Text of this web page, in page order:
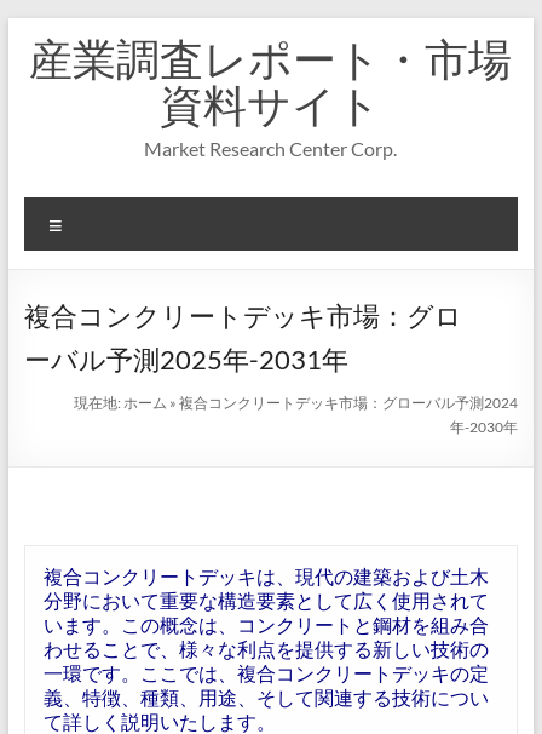
キ
プ
産業調査レポート・市場
資料サイト
Market Research Center Corp.
ニ
ー
複合コンクリートデッキ市場：グロ
ーバル予測2025年-2031年
現在地:ホーム »複合コンクリートデッキ市場：グローバル予測2024
年-2030年
複合コンクリートデッキは、現代の建築および土木
分野において重要な構造要素として広く使用されて
います。この概念は、コンクリートと鋼材を組み合
わせることで、様々な利点を提供する新しい技術の
一環です。ここでは、複合コンクリートデッキの定
義、特徴、種類、用途、そして関連する技術につい
て詳しく説明いたします。